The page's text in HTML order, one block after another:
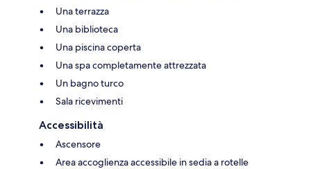
Una terrazza
Una biblioteca
Una piscina coperta
Una spa completamente attrezzata
Un bagno turco
Sala ricevimenti
Accessibilità
Ascensore
Area accoglienza accessibile in sedia a rotelle